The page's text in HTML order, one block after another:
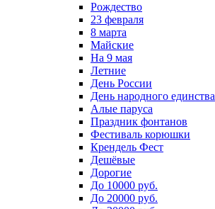
Рождество
23 февраля
8 марта
Майские
На 9 мая
Летние
День России
День народного единства
Алые паруса
Праздник фонтанов
Фестиваль корюшки
Крендель Фест
Дешёвые
Дорогие
До 10000 руб.
До 20000 руб.